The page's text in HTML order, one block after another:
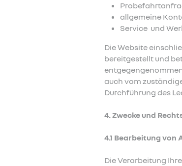
allgemeine
Service und
Die Website
bereitgestellt und
auch vom
Durchführung des
4. Zwecke und
4.1 Bearbeitung von
Die Verarbeitung